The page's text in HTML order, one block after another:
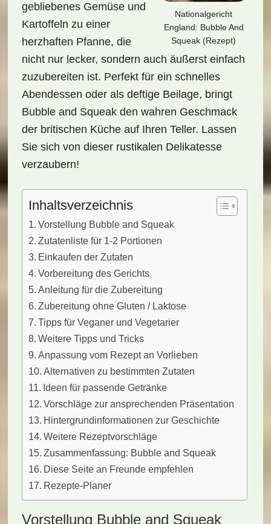
Nationalgericht
England: Bubble And
Squeak (Rezept)
gebliebenes Gemüse und
Kartoffeln zu einer
herzhaften Pfanne, die
nicht nur lecker, sondern auch äußerst einfach
zuzubereiten ist. Perfekt für ein schnelles
Abendessen oder als deftige Beilage, bringt
Bubble and Squeak den wahren Geschmack
der britischen Küche auf Ihren Teller. Lassen
Sie sich von dieser rustikalen Delikatesse
verzaubern!
Inhaltsverzeichnis
Vorstellung Bubble and Squeak
Zutatenliste für 1-2 Portionen
Einkaufen der Zutaten
Vorbereitung des Gerichts
Anleitung für die Zubereitung
Zubereitung ohne Gluten / Laktose
Tipps für Veganer und Vegetarier
Weitere Tipps und Tricks
Anpassung vom Rezept an Vorlieben
Alternativen zu bestimmten Zutaten
Ideen für passende Getränke
Vorschläge zur ansprechenden Präsentation
Hintergrundinformationen zur Geschichte
Weitere Rezeptvorschläge
Zusammenfassung: Bubble and Squeak
Diese Seite an Freunde empfehlen
Rezepte-Planer
Vorstellung Bubble and Squeak